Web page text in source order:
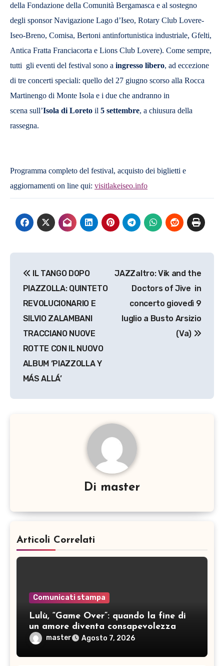
della Fondazione della Comunità Bergamasca e al sostegno
degli sponsor Navigazione Lago d’Iseo, Rotary Club Lovere-
Iseo-Breno, Comisa, Bertoni antinfortunistica industriale, Gfelti,
Antica Fratta Franciacorta e Lions Club Lovere). Come sempre,
tutti gli eventi del festival sono a ingresso libero, ad eccezione
di tre concerti speciali: quello del 27 giugno scorso alla Rocca
Martinengo di Monte Isola e i due che andranno in
scena sull’Isola di Loreto il 5 settembre, a chiusura della
rassegna.
Programma completo del festival, acquisto dei biglietti e
aggiornamenti on line qui: visitlakeiseo.info
articoli
IL TANGO DOPO
PIAZZOLLA: QUINTETO
REVOLUCIONARIO E
SILVIO ZALAMBANI
TRACCIANO NUOVE
ROTTE CON IL NUOVO
ALBUM ‘PIAZZOLLA Y
MÁS ALLÁ’
JAZZaltro: Vik and the
Doctors of Jive in
concerto giovedì 9
luglio a Busto Arsizio
(Va)
Di master
Articoli Correlati
Comunicati stampa
Lulù, “Game Over”: quando la fine di
un amore diventa consapevolezza
master Agosto 7, 2026